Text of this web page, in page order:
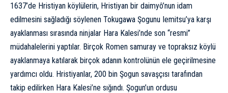
1637’de Hristiyan köylülerin, Hristiyan bir daimyô’nun idam
edilmesini sağladığı söylenen Tokugawa Şogunu Iemitsu’ya karşı
ayaklanması sırasında ninjalar Hara Kalesi’nde son “resmi”
müdahalelerini yaptılar. Birçok Romen samuray ve topraksız köylü
ayaklanmaya katılarak birçok adanın kontrolünün ele geçirilmesine
yardımcı oldu. Hristiyanlar, 200 bin Şogun savaşçısı tarafından
takip edilirken Hara Kalesi’ne sığındı. Şogun’un ordusu